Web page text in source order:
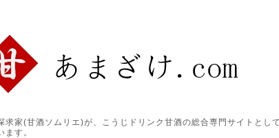
求家(甘酒ソムリエ)が、こうじドリンク甘酒の総合専門サイトと
ます。